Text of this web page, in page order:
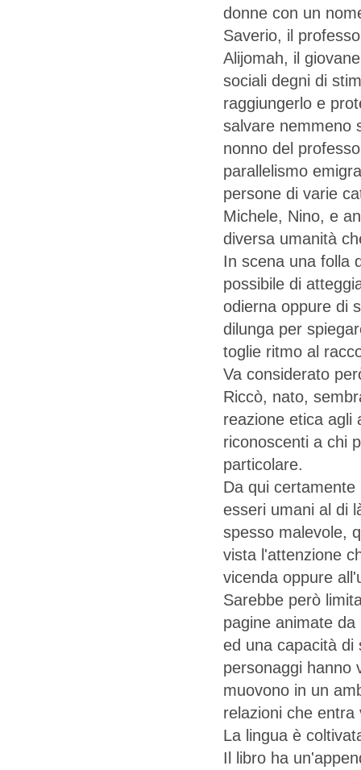
donne con un
Saverio, il
Alijomah, il
sociali degni di
raggiungerlo e
salvare nemmeno
nonno del
parallelismo
persone di varie
Michele, Nino, e
diversa umanità
In scena una folla
possibile di
odierna oppure di
dilunga per
toglie ritmo al
Va considerato
Riccò, nato,
reazione etica agli
riconoscenti a chi
particolare.
Da qui
esseri umani al di
spesso malevole,
vista l'attenzione
vicenda oppure
Sarebbe però
pagine animate
ed una capacità di
personaggi hanno
muovono in un
relazioni che
La lingua è
Il libro ha